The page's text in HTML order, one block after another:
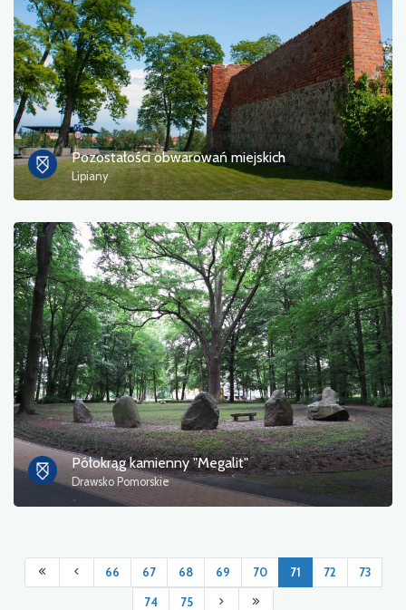
Pozostałości obwarowań miejskich
Lipiany
Półokrąg kamienny "Megalit"
Drawsko Pomorskie
66 67 68 69 70 71 72 73
74 75